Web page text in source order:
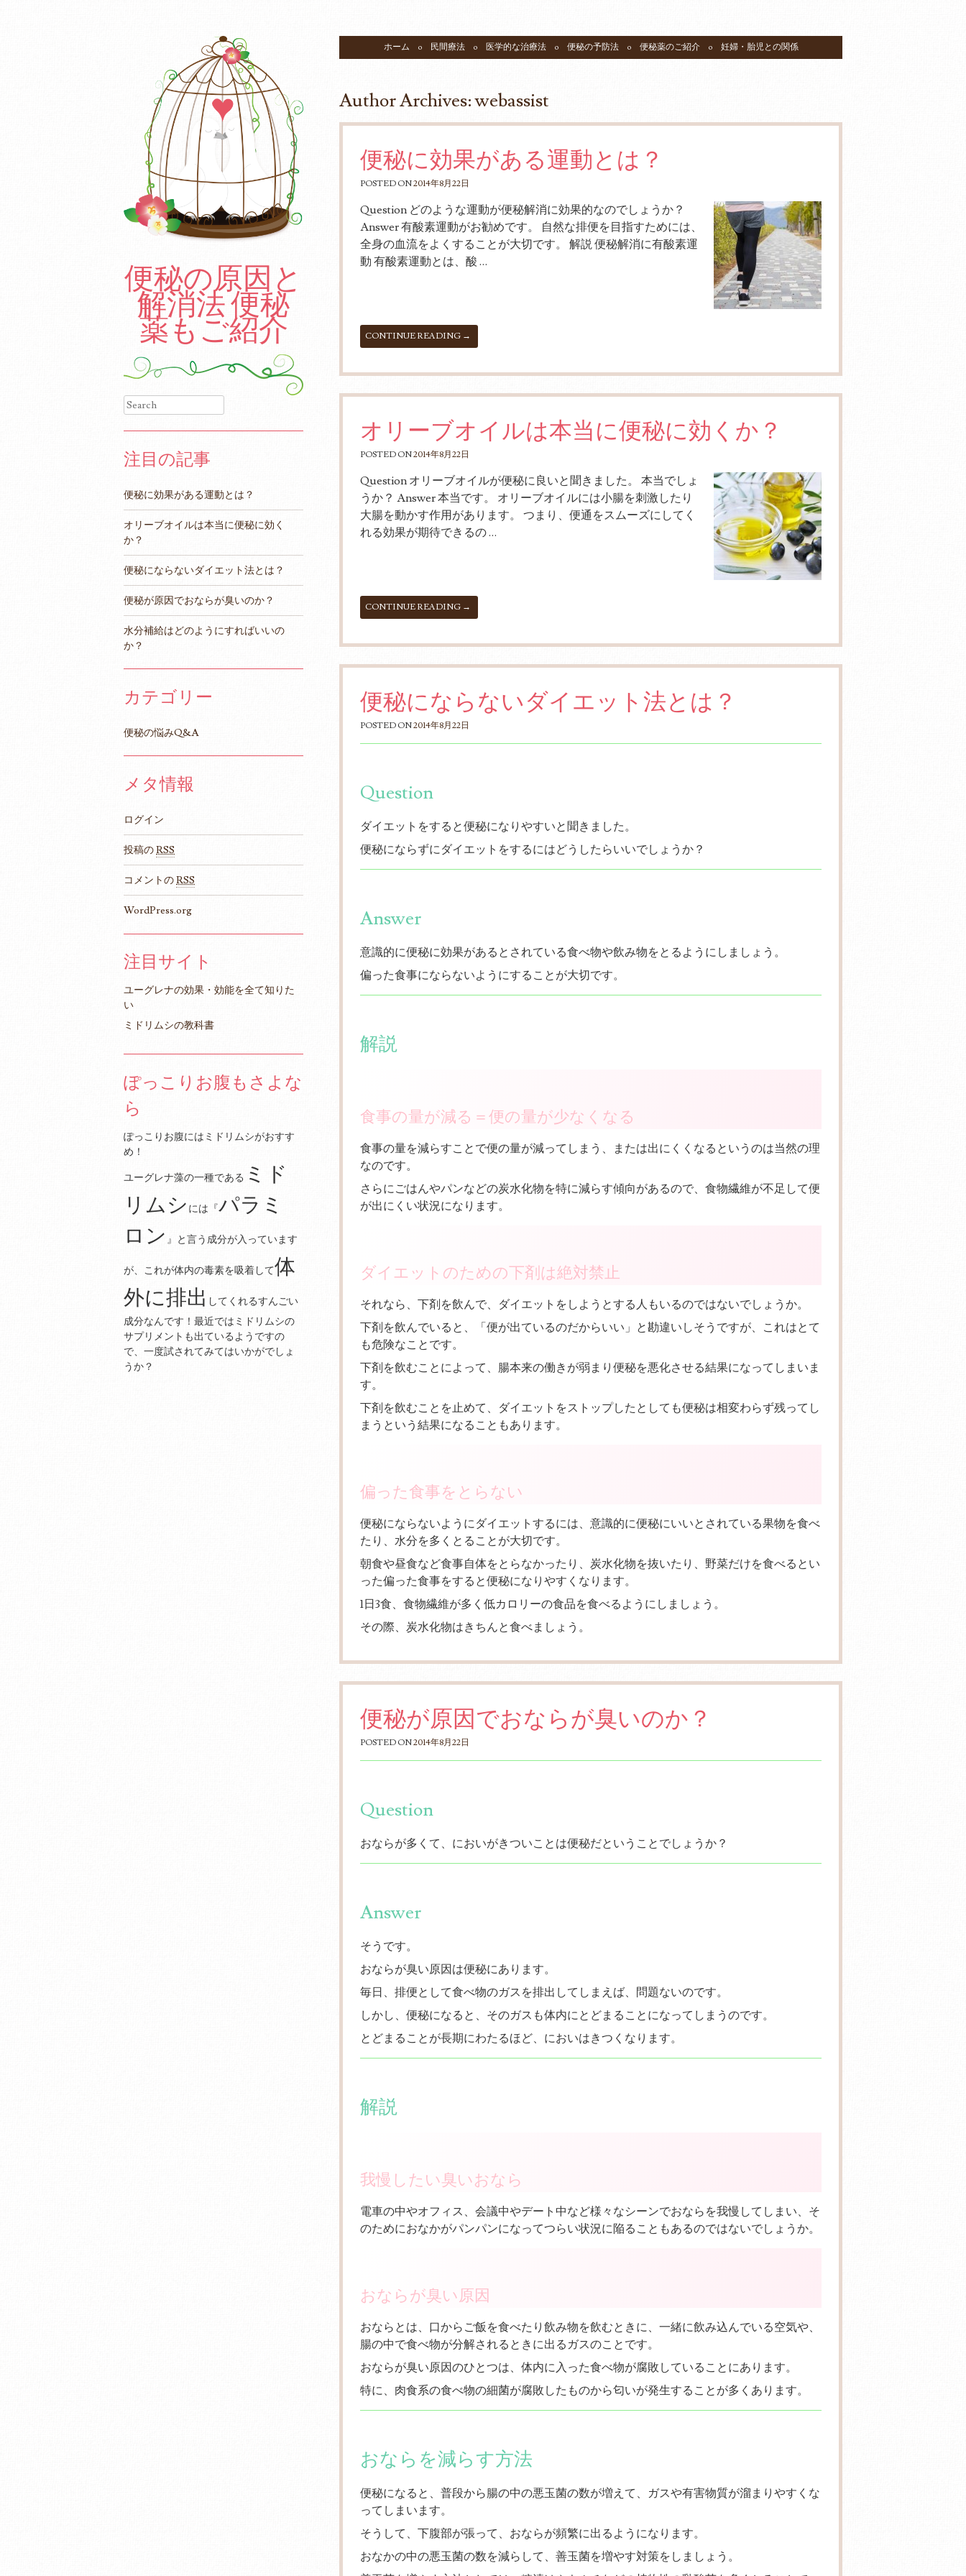
便秘の原因と
解消法 便秘
薬もご紹介
Menu
SKIP TO CONTENT
ホーム 民間療法 医学的な治療法 便秘の予防法 便秘薬のご紹介 妊婦・胎児との関係
Author Archives:webassist
便秘に効果がある運動とは？
POSTED ON2014年8月22日
Question どのような運動が便秘解消に効果的なのでしょうか？
Answer 有酸素運動がお勧めです。 自然な排便を目指すためには、
全身の血流をよくすることが大切です。 解説 便秘解消に有酸素運
動 有酸素運動とは、酸 …
CONTINUE READING →
オリーブオイルは本当に便秘に効くか？
POSTED ON2014年8月22日
Question オリーブオイルが便秘に良いと聞きました。 本当でしょ
うか？ Answer 本当です。 オリーブオイルには小腸を刺激したり
大腸を動かす作用があります。 つまり、便通をスムーズにしてく
れる効果が期待できるの …
CONTINUE READING →
便秘にならないダイエット法とは？
POSTED ON2014年8月22日
Question
ダイエットをすると便秘になりやすいと聞きました。
便秘にならずにダイエットをするにはどうしたらいいでしょうか？
Answer
意識的に便秘に効果があるとされている食べ物や飲み物をとるようにしましょう。
偏った食事にならないようにすることが大切です。
解説
食事の量が減る＝便の量が少なくなる
食事の量を減らすことで便の量が減ってしまう、または出にくくなるというのは当然の理
なのです。
さらにごはんやパンなどの炭水化物を特に減らす傾向があるので、食物繊維が不足して便
が出にくい状況になります。
ダイエットのための下剤は絶対禁止
それなら、下剤を飲んで、ダイエットをしようとする人もいるのではないでしょうか。
下剤を飲んでいると、「便が出ているのだからいい」と勘違いしそうですが、これはとて
も危険なことです。
下剤を飲むことによって、腸本来の働きが弱まり便秘を悪化させる結果になってしまいま
す。
下剤を飲むことを止めて、ダイエットをストップしたとしても便秘は相変わらず残ってし
まうという結果になることもあります。
偏った食事をとらない
便秘にならないようにダイエットするには、意識的に便秘にいいとされている果物を食べ
たり、水分を多くとることが大切です。
朝食や昼食など食事自体をとらなかったり、炭水化物を抜いたり、野菜だけを食べるとい
った偏った食事をすると便秘になりやすくなります。
1日3食、食物繊維が多く低カロリーの食品を食べるようにしましょう。
その際、炭水化物はきちんと食べましょう。
便秘が原因でおならが臭いのか？
POSTED ON2014年8月22日
Question
おならが多くて、においがきついことは便秘だということでしょうか？
Answer
そうです。
おならが臭い原因は便秘にあります。
毎日、排便として食べ物のガスを排出してしまえば、問題ないのです。
しかし、便秘になると、そのガスも体内にとどまることになってしまうのです。
とどまることが長期にわたるほど、においはきつくなります。
解説
我慢したい臭いおなら
電車の中やオフィス、会議中やデート中など様々なシーンでおならを我慢 してしまい、そ
のためにおなかがパンパンになってつらい状況に陥ることもあるのではないでしょうか。
おならが臭い原因
おならとは、口からご飯を食べたり飲み物を飲むときに、一緒に飲み込んでいる空気や、
腸の中で食べ物が分解されるときに出るガスのことです。
おならが臭い原因のひとつは、体内に入った食べ物が腐敗していることにあります。
特に、肉食系の食べ物の細菌が腐敗したものから匂いが発生することが多くあります。
おならを減らす方法
便秘になると、普段から腸の中の悪玉菌の数が増えて、ガスや有害物質が溜まりやすくな
ってしまいます。
そうして、下腹部が張って、おならが頻繁に出るようになります。
おなかの中の悪玉菌の数を減らして、善玉菌を増やす対策をしましょう。
Search
注目の記事
便秘に効果がある運動とは？
オリーブオイルは本当に便秘に効く
か？
便秘にならないダイエット法とは？
便秘が原因でおならが臭いのか？
水分補給はどのようにすればいいの
か？
カテゴリー
便秘の悩みQ&A
メタ情報
ログイン
投稿のRSS
コメントのRSS
WordPress.org
注目サイト
ユーグレナの効果・効能を全て知りた
い
ミドリムシの教科書
ぽっこりお腹もさよな
ら
ぽっこりお腹にはミドリムシがおすす
め！
ユーグレナ藻の一種である ミド
リムシ には『パラミ
ロン 』と言う成分が入っています
が、これが体内の毒素を吸着して体
外に排出 してくれるすんごい
成分なんです！最近ではミドリムシの
サプリメントも出ているようですの
で、一度試されてみてはいかがでしょ
うか？